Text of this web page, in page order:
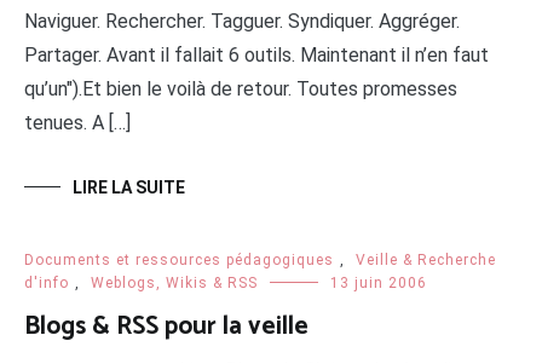
Naviguer. Rechercher. Tagguer. Syndiquer. Aggréger.
Partager. Avant il fallait 6 outils. Maintenant il n’en faut
qu’un").Et bien le voilà de retour. Toutes promesses
tenues. A […]
LIRE LA SUITE
Documents et ressources pédagogiques
Veille & Recherche
d'info
Weblogs, Wikis & RSS 13 juin 2006
Blogs & RSS pour la veille